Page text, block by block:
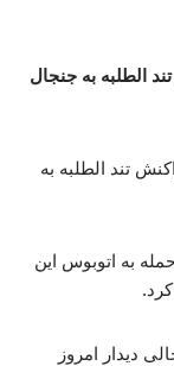
الطلبه به جنجال
به اتوبوس این
دیدار امروز